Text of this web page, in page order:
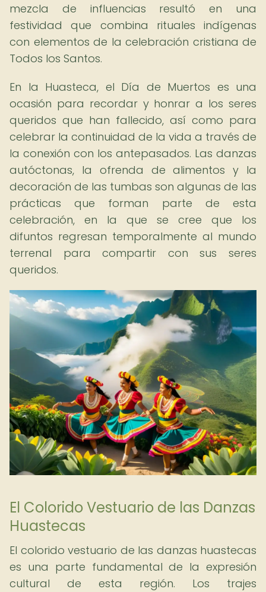
mezcla de influencias resultó en una
festividad que combina rituales indígenas
con elementos de la celebración cristiana de
Todos los Santos.
En la Huasteca, el Día de Muertos es una
ocasión para recordar y honrar a los seres
queridos que han fallecido, así como para
celebrar la continuidad de la vida a través de
la conexión con los antepasados. Las danzas
autóctonas, la ofrenda de alimentos y la
decoración de las tumbas son algunas de las
prácticas que forman parte de esta
celebración, en la que se cree que los
difuntos regresan temporalmente al mundo
terrenal para compartir con sus seres
queridos.
El Colorido Vestuario de las Danzas
Huastecas
El colorido vestuario de las danzas huastecas
es una parte fundamental de la expresión
cultural de esta región. Los trajes